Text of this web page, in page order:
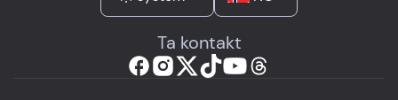
Ta kontakt